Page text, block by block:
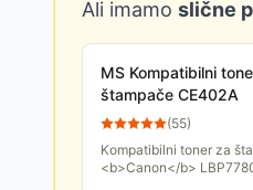
Ali imamo slične
MS Kompatibilni
štampače CE402A
(55)
Kompatibilni toner za
<b>Canon</b>